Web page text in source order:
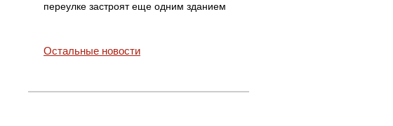
переулке застроят еще одним зданием
Остальные новости